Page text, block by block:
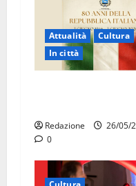
Attualità
Cultura
In città
Redazione
26/05/
0